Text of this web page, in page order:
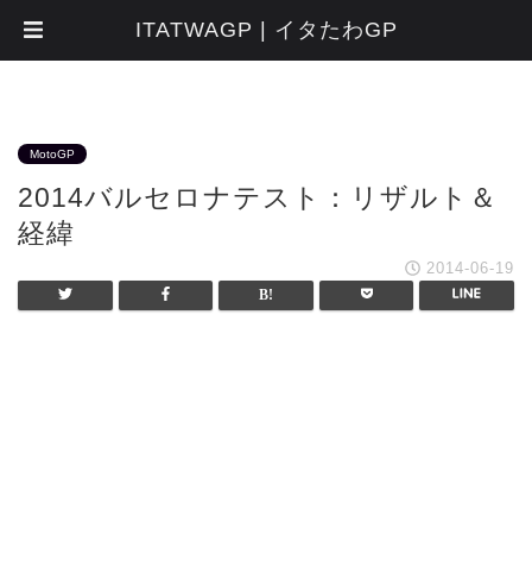
MotoGP
2014バルセロナテスト：リザルト＆
経緯
2014-06-19
ITATWAGP | イタたわGP